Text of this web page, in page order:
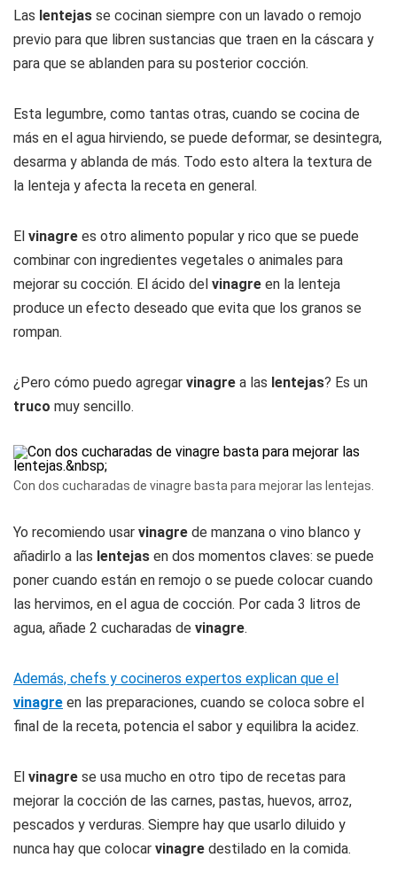
Las lentejas se cocinan siempre con un lavado o remojo
previo para que libren sustancias que traen en la cáscara y
para que se ablanden para su posterior cocción.
Esta legumbre, como tantas otras, cuando se cocina de
más en el agua hirviendo, se puede deformar, se desintegra,
desarma y ablanda de más. Todo esto altera la textura de
la lenteja y afecta la receta en general.
El vinagre es otro alimento popular y rico que se puede
combinar con ingredientes vegetales o animales para
mejorar su cocción. El ácido del vinagre en la lenteja
produce un efecto deseado que evita que los granos se
rompan.
¿Pero cómo puedo agregar vinagre a las lentejas? Es un
truco muy sencillo.
Con dos cucharadas de vinagre basta para mejorar las lentejas.
Yo recomiendo usar vinagre de manzana o vino blanco y
añadirlo a las lentejas en dos momentos claves: se puede
poner cuando están en remojo o se puede colocar cuando
las hervimos, en el agua de cocción. Por cada 3 litros de
agua, añade 2 cucharadas de vinagre.
Además, chefs y cocineros expertos explican que el
vinagre en las preparaciones, cuando se coloca sobre el
final de la receta, potencia el sabor y equilibra la acidez.
El vinagre se usa mucho en otro tipo de recetas para
mejorar la cocción de las carnes, pastas, huevos, arroz,
pescados y verduras. Siempre hay que usarlo diluido y
nunca hay que colocar vinagre destilado en la comida.